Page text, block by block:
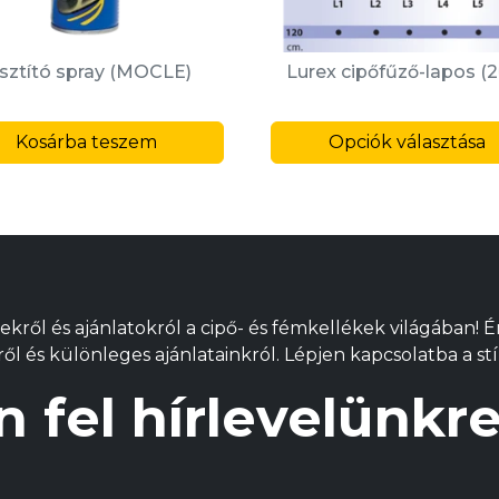
spray (MOCLE)
Kosárba teszem
Lurex cipőfűző-lapos
Opciók választása
és ajánlatokról a cipő- és fémkellékek világában!
és különleges ajánlatainkról. Lépjen kapcsolatba a
fel